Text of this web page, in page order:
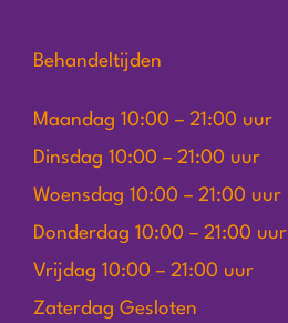
Behandeltijden
Maandag 10:00 – 21:00 uur
Dinsdag 10:00 – 21:00 uur
Woensdag 10:00 – 21:00 uur
Donderdag 10:00 – 21:00 uur
Vrijdag 10:00 – 21:00 uur
Zaterdag Gesloten